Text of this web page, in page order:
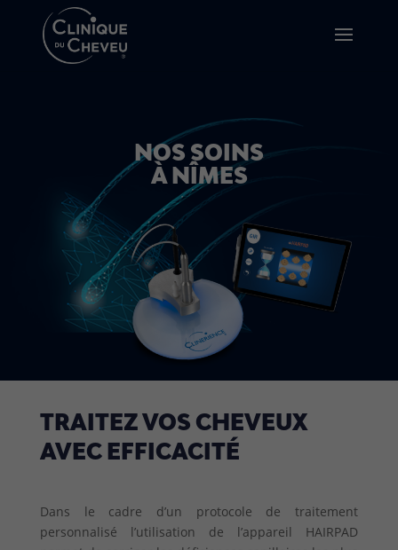
NOS SOINS
À NÎMES
TRAITEZ VOS CHEVEUX
AVEC EFFICACITÉ
Dans le cadre d’un protocole de traitement
personnalisé l’utilisation de l’appareil HAIRPAD